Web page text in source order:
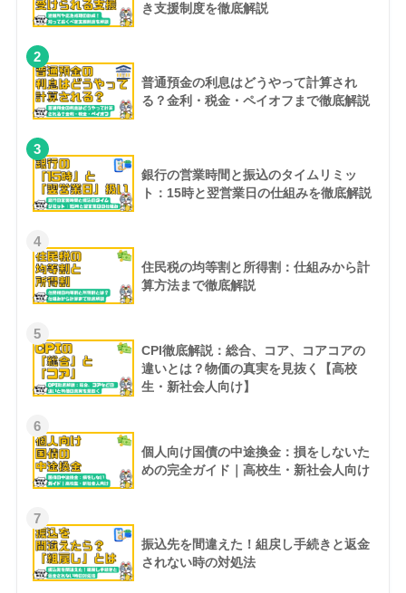
き支援制度を徹底解説
2
普通預金の利息はどうやって計算され
る？金利・税金・ペイオフまで徹底解説
3
銀行の営業時間と振込のタイムリミッ
ト：15時と翌営業日の仕組みを徹底解説
4
住民税の均等割と所得割：仕組みから計
算方法まで徹底解説
5
CPI徹底解説：総合、コア、コアコアの
違いとは？物価の真実を見抜く【高校
生・新社会人向け】
6
個人向け国債の中途換金：損をしないた
めの完全ガイド｜高校生・新社会人向け
7
振込先を間違えた！組戻し手続きと返金
されない時の対処法